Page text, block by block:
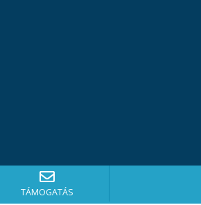
TÁMOGATÁS